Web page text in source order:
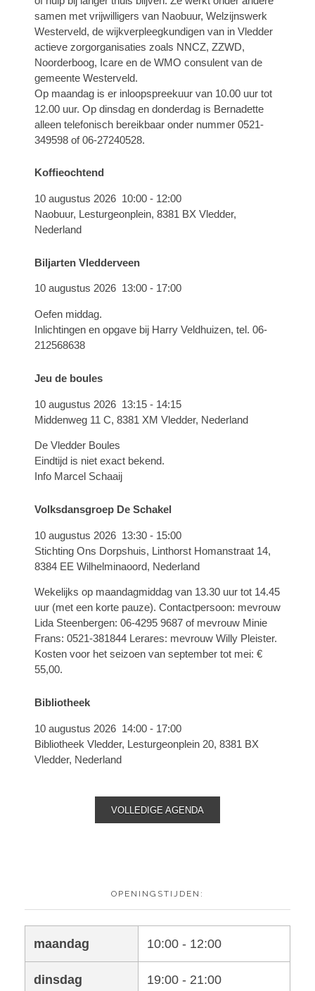
samen met vrijwilligers van Naobuur, Welzijnswerk
Westerveld, de wijkverpleegkundigen van in Vledder
actieve zorgorganisaties zoals NNCZ, ZZWD,
Noorderboog, Icare en de WMO consulent van de
gemeente Westerveld.
Op maandag is er inloopspreekuur van 10.00 uur tot
12.00 uur. Op dinsdag en donderdag is Bernadette
alleen telefonisch bereikbaar onder nummer 0521-
349598 of 06-27240528.
Koffieochtend
10 augustus 2026 10:00 - 12:00
Naobuur, Lesturgeonplein, 8381 BX Vledder,
Nederland
Biljarten Vledderveen
10 augustus 2026 13:00 - 17:00
Oefen middag.
Inlichtingen en opgave bij Harry Veldhuizen, tel. 06-
212568638
Jeu de boules
10 augustus 2026 13:15 - 14:15
Middenweg 11 C, 8381 XM Vledder, Nederland
De Vledder Boules
Eindtijd is niet exact bekend.
Info Marcel Schaaij
Volksdansgroep De Schakel
10 augustus 2026 13:30 - 15:00
Stichting Ons Dorpshuis, Linthorst Homanstraat 14,
8384 EE Wilhelminaoord, Nederland
Wekelijks op maandagmiddag van 13.30 uur tot 14.45
uur (met een korte pauze). Contactpersoon: mevrouw
Lida Steenbergen: 06-4295 9687 of mevrouw Minie
Frans: 0521-381844 Lerares: mevrouw Willy Pleister.
Kosten voor het seizoen van september tot mei: €
55,00.
Bibliotheek
10 augustus 2026 14:00 - 17:00
Bibliotheek Vledder, Lesturgeonplein 20, 8381 BX
Vledder, Nederland
VOLLEDIGE AGENDA
OPENINGSTIJDEN:
maandag 10:00 - 12:00
dinsdag 19:00 - 21:00